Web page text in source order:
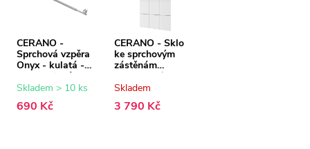
CERANO -
Sprchová vzpěra
Onyx - kulatá -
teleskopická -
chrom - 77-140
Skladem > 10 ks
690 Kč
CERANO - Sklo
ke sprchovým
zástěnám
Industro L/P - 8
mm - černý
rám/transparentní
sklo - 130x200
Skladem
3 790 Kč